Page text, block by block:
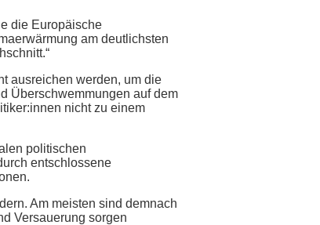
die Europäische
am deutlichsten
ausreichen werden, um die
Überschwemmungen auf dem
nicht zu einem
politischen
entschlossene
Am meisten sind demnach
Versauerung sorgen